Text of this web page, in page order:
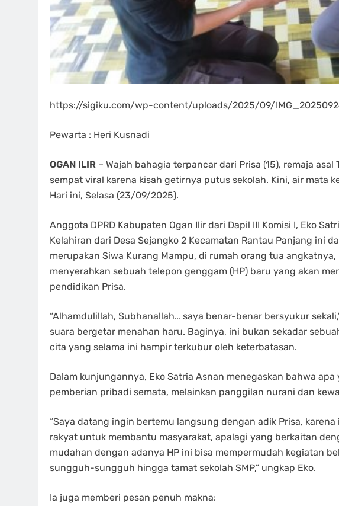
https://sigiku.com/wp-content/uploads/2025/09/
Pewarta : Heri Kusnadi
OGAN ILIR – Wajah bahagia terpancar dari Prisa (15), remaja
sempat viral karena kisah getirnya putus sekolah. Kini, air mata
Hari ini, Selasa (23/09/2025).
Anggota DPRD Kabupaten Ogan Ilir dari Dapil III Komisi I, Eko
Kelahiran dari Desa Sejangko 2 Kecamatan Rantau Panjang ini
merupakan Siwa Kurang Mampu, di rumah orang tua
menyerahkan sebuah telepon genggam (HP) baru yang akan
pendidikan Prisa.
“Alhamdulillah, Subhanallah… saya benar-benar bersyukur
suara bergetar menahan haru. Baginya, ini bukan sekadar
cita yang selama ini hampir terkubur oleh keterbatasan.
Dalam kunjungannya, Eko Satria Asnan menegaskan bahwa
pemberian pribadi semata, melainkan panggilan nurani dan
“Saya datang ingin bertemu langsung dengan adik Prisa,
rakyat untuk membantu masyarakat, apalagi yang berkaitan
mudahan dengan adanya HP ini bisa mempermudah kegiatan
sungguh-sungguh hingga tamat sekolah SMP,” ungkap Eko.
Ia juga memberi pesan penuh makna: